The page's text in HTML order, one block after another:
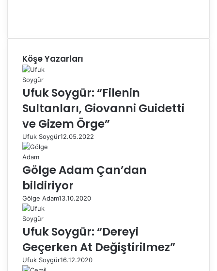
Köşe Yazarları
Ufuk Soygür: “Filenin
Sultanları, Giovanni Guidetti
ve Gizem Örge”
Ufuk Soygür12.05.2022
Gölge Adam Çan’dan
bildiriyor
Gölge Adam13.10.2020
Ufuk Soygür: “Dereyi
Geçerken At Değiştirilmez”
Ufuk Soygür16.12.2020